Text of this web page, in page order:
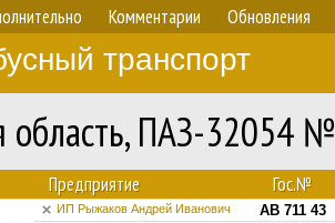
Комментарии Обновления
транспорт
область, ПАЗ-32054
Предприятие Гос.№
ИП Рыжаков Андрей Иванович АВ 711 43